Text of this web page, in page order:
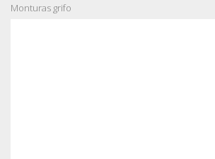
Monturas grifo